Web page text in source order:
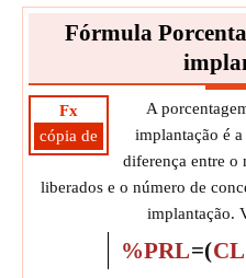
Fórmula
Fx
cópia de
A
implantação é
diferença entre o
liberados e o número de
implantação.
%PRL=(CL